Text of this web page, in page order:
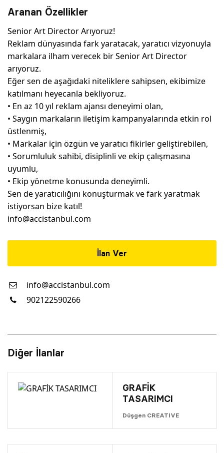
Aranan Özellikler
Senior Art Director Arıyoruz!
Reklam dünyasında fark yaratacak, yaratıcı vizyonuyla
markalara ilham verecek bir Senior Art Director
arıyoruz.
Eğer sen de aşağıdaki niteliklere sahipsen, ekibimize
katılmanı heyecanla bekliyoruz.
• En az 10 yıl reklam ajansı deneyimi olan,
• Saygın markaların iletişim kampanyalarında etkin rol
üstlenmiş,
• Markalar için özgün ve yaratıcı fikirler geliştirebilen,
• Sorumluluk sahibi, disiplinli ve ekip çalışmasına
uyumlu,
• Ekip yönetme konusunda deneyimli.
Sen de yaratıcılığını konuşturmak ve fark yaratmak
istiyorsan bize katıl!
info@accistanbul.com
İlan Ver
info@accistanbul.com
902122590266
Diğer İlanlar
GRAFİK
TASARIMCI
Düşgen CREATIVE
Yazarlar
Araştırma